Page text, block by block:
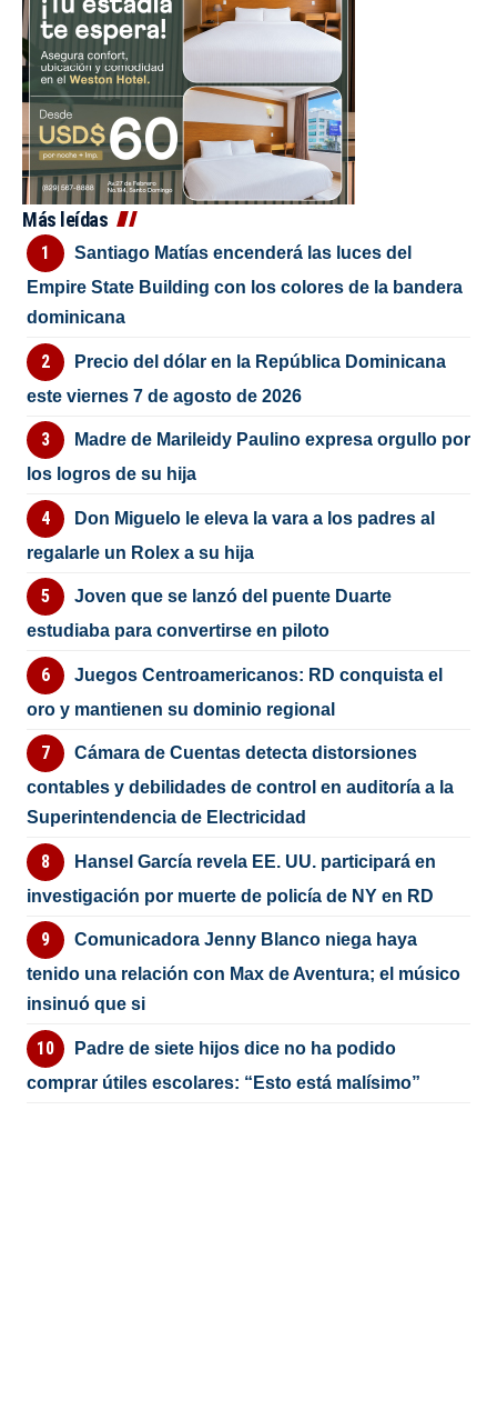
Más leídas
Santiago Matías encenderá las luces del
Empire State Building con los colores de la bandera
dominicana
Precio del dólar en la República Dominicana
este viernes 7 de agosto de 2026
Madre de Marileidy Paulino expresa orgullo por
los logros de su hija
Don Miguelo le eleva la vara a los padres al
regalarle un Rolex a su hija
Joven que se lanzó del puente Duarte
estudiaba para convertirse en piloto
Juegos Centroamericanos: RD conquista el
oro y mantienen su dominio regional
Cámara de Cuentas detecta distorsiones
contables y debilidades de control en auditoría a la
Superintendencia de Electricidad
Hansel García revela EE. UU. participará en
investigación por muerte de policía de NY en RD
Comunicadora Jenny Blanco niega haya
tenido una relación con Max de Aventura; el músico
insinuó que si
Padre de siete hijos dice no ha podido
comprar útiles escolares: “Esto está malísimo”